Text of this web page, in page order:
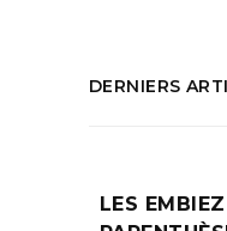
DERNIERS
LES